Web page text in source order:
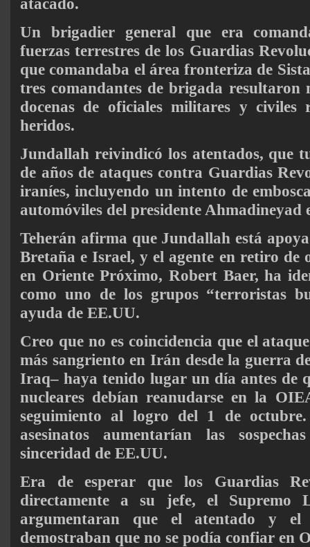
Un brigadier general que era
fuerzas terrestres de los Guardias
que comandaba el área fronteriza de
tres comandantes de brigada resultaron
docenas de oficiales militares y civiles
heridos.
Jundallah reivindicó los atentados, que
de años de ataques contra Guardias
iraníes, incluyendo un intento de
automóviles del presidente Ahmadineyad
Teherán afirma que Jundallah está
Bretaña e Israel, y el agente en retiro de
en Oriente Próximo, Robert Baer, ha
como uno de los grupos “terroristas
ayuda de EE.UU.
Creo que no es coincidencia que el
más sangriento en Irán desde la guerra
Iraq– haya tenido lugar un día antes de
nucleares debían reanudarse en la
seguimiento al logro del 1 de
asesinatos aumentarían las
sinceridad de EE.UU.
Era de esperar que los Guardias
directamente a su jefe, el Supremo
argumentaran que el atentado y
demostraban que no se podía confiar en